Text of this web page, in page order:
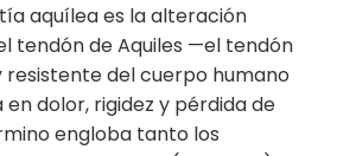
aquílea es la alteración
tendón de Aquiles —el tendón
resistente del cuerpo humano
dolor, rigidez y pérdida de
engloba tanto los